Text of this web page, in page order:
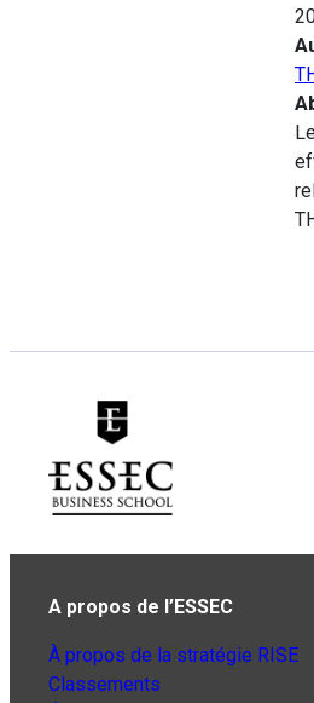
A propos de l’ESSEC
À propos de la stratégie RISE
Classements